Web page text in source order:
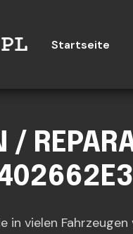
Startseite
/
in vielen